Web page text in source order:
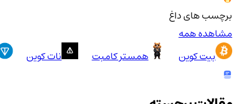
برچسب های داغ
مشاهده همه
بیت کوین
همستر کامبت نات کوین